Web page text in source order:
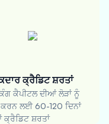
ਕ੍ਰੈਡਿਟ ਸ਼ਰਤਾਂ
ਕੈਪੀਟਲ ਦੀਆਂ ਲੋੜਾਂ ਨੂੰ
ਕਰਨ ਲਈ 60-120 ਦਿਨਾਂ
ਕ੍ਰੈਡਿਟ ਸ਼ਰਤਾਂ